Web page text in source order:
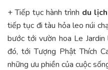
+ Tiếp tục hành trình du
tiếp tục đi tàu hỏa leo núi
bước tới vườn hoa Le Jardin
đó, tới Tượng Phật Thích
những ưu phiền của cuộc